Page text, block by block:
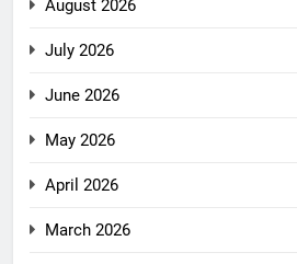
August 2026
July 2026
June 2026
May 2026
April 2026
March 2026